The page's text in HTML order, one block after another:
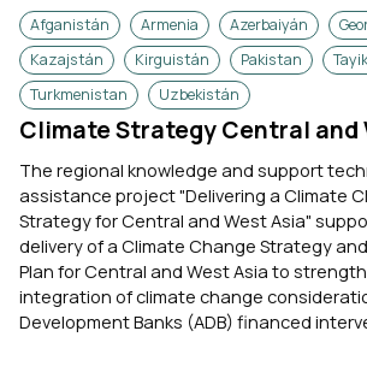
Afganistán Armenia Azerbaiyán
Kazajstán
Kirguistán Pakistan
Turkmenistan
Uzbekistán
Climate Strategy Central and
The regional knowledge and support
assistance project "Delivering a Climate
Strategy for Central and West Asia"
delivery of a Climate Change Strategy
Plan for Central and West Asia to
integration of climate change
Development Banks (ADB) financed